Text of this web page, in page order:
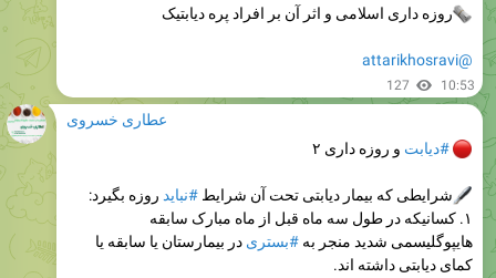
روزه داری اسلامی و اثر آن بر افراد پره دیابتیک
@attarikhosravi
127 10:53
عطاری خسروی
#دیابت و روزه داری ۲
شرایطی که بیمار دیابتی تحت آن شرایط#نباید روزه بگیرد:
۱. کسانیکه در طول سه ماه قبل از ماه مبارک سابقه
هایپوگلیسمی شدید منجر به #بستری در بیمارستان یا سابقه یا
کمای دیابتی داشته اند.